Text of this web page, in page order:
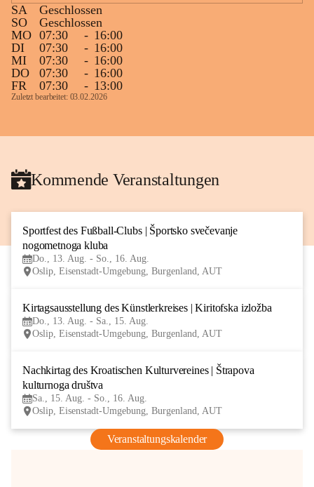
SA
Geschlossen
SO
Geschlossen
MO 07:30 - 16:00
DI
07:30 - 16:00
MI
07:30 - 16:00
DO
07:30 - 16:00
FR
07:30 - 13:00
Zuletzt bearbeitet: 03.02.2026
Kommende Veranstaltungen
Sportfest des Fußball-Clubs | Športsko svečevanje
nogometnoga kluba
Do., 13. Aug. - So., 16. Aug.
Oslip, Eisenstadt-Umgebung, Burgenland, AUT
Kirtagsausstellung des Künstlerkreises | Kiritofska izložba
Do., 13. Aug. - Sa., 15. Aug.
Oslip, Eisenstadt-Umgebung, Burgenland, AUT
Nachkirtag des Kroatischen Kulturvereines | Štrapova
kulturnoga društva
Sa., 15. Aug. - So., 16. Aug.
Oslip, Eisenstadt-Umgebung, Burgenland, AUT
Veranstaltungskalender